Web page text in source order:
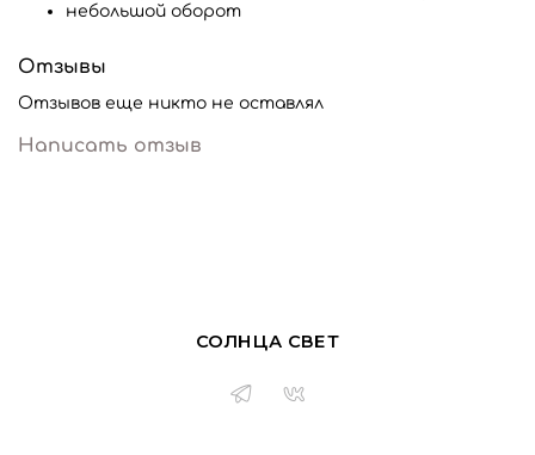
небольшой оборот
Отзывы
Отзывов еще никто не оставлял
Написать отзыв
СОЛНЦА СВЕТ